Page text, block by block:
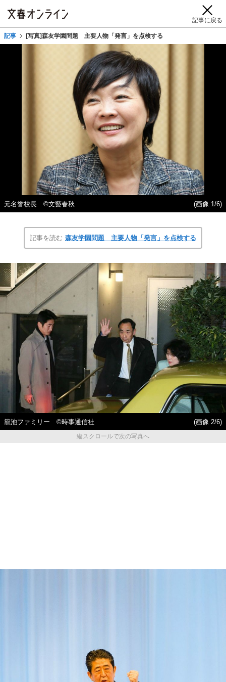
記事に戻る
記事 [写真]森友学園問題 主要人物「発言」を点検する
元名誉校長 ©文藝春秋 (画像 1/6)
記事を読む 森友学園問題 主要人物「発言」を点検する
籠池ファミリー ©時事通信社
(画像 2/6)
縦スクロールで次の写真へ